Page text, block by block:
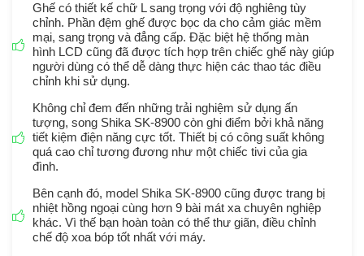
Ghế có thiết kế chữ L sang trọng với độ nghiêng tùy
chỉnh. Phần đệm ghế được bọc da cho cảm giác mềm
mại, sang trọng và đẳng cấp. Đặc biệt hệ thống màn
hình LCD cũng đã được tích hợp trên chiếc ghế này giúp
người dùng có thể dễ dàng thực hiện các thao tác điều
chỉnh khi sử dụng.
Không chỉ đem đến những trải nghiệm sử dụng ấn
tượng, song Shika SK-8900 còn ghi điểm bởi khả năng
tiết kiệm điện năng cực tốt. Thiết bị có công suất không
quá cao chỉ tương đương như một chiếc tivi của gia
đình.
Bên cạnh đó, model Shika SK-8900 cũng được trang bị
nhiệt hồng ngoại cùng hơn 9 bài mát xa chuyên nghiệp
khác. Vì thế bạn hoàn toàn có thể thư giãn, điều chỉnh
chế độ xoa bóp tốt nhất với máy.